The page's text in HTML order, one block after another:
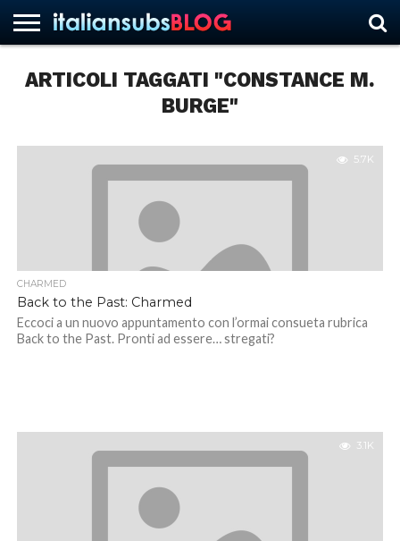
ARTICOLI TAGGATI "CONSTANCE M.
BURGE"
5.7K
CHARMED
Back to the Past: Charmed
Eccoci a un nuovo appuntamento con l’ormai consueta rubrica
Back to the Past. Pronti ad essere… stregati?
3.1K